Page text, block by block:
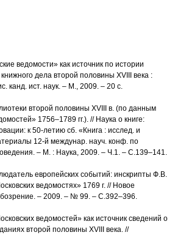
ведомости» как источник по истории
книжного дела второй половины XVIII века :
канд. ист. наук. – М., 2009. – 20 с.
второй половины XVIII в. (по данным
1756–1789 гг.). // Наука о книге:
к 50-летию сб. «Книга : исслед. и
12-й междунар. науч. конф. по
– М. : Наука, 2009. – Ч.1. – С.139–141.
европейских событий: инскрипты Ф.В.
ведомостях» 1769 г. // Новое
– 2009. – № 99. – С.392–396.
ведомостей» как источник сведений о
второй половины XVIII века. //